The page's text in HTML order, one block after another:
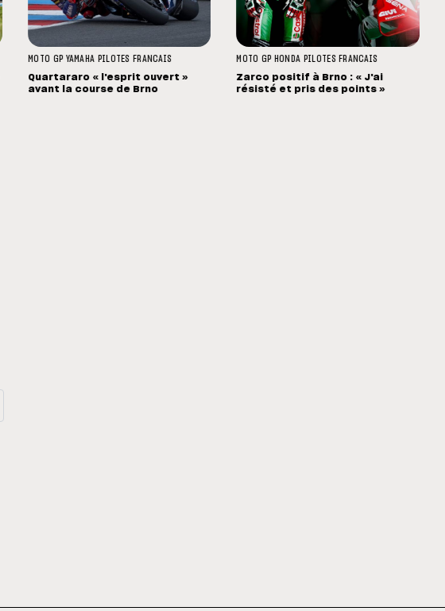
MOTO GP YAMAHA PILOTES FRANCAIS
Quartararo « l'esprit ouvert »
avant la course de Brno
MOTO GP HONDA PILOTES FRANCAIS
Zarco positif à Brno : « J'ai
résisté et pris des points »